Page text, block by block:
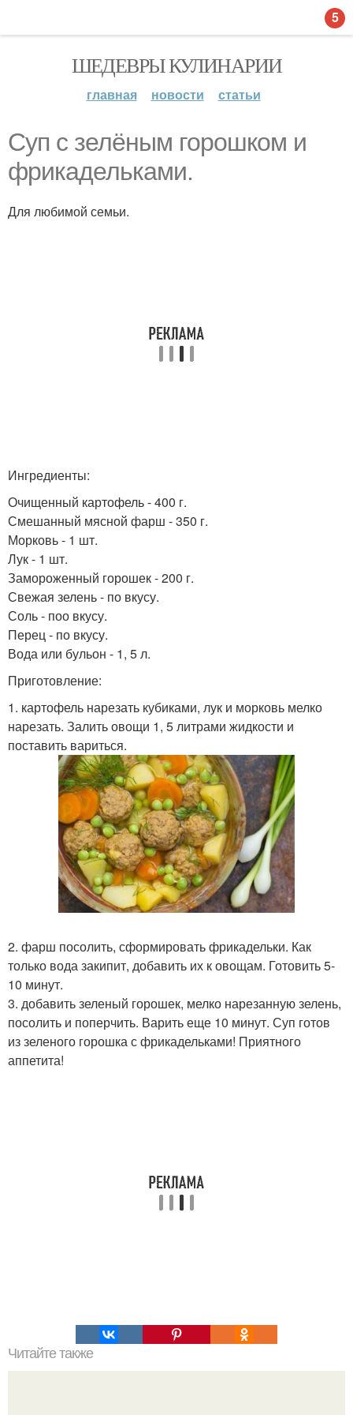
ШЕДЕВРЫ КУЛИНАРИИ
главная новости статьи
Суп с зелёным горошком и
фрикадельками.
Для любимой семьи.
Ингредиенты:
Очищенный картофель - 400 г.
Смешанный мясной фарш - 350 г.
Морковь - 1 шт.
Лук - 1 шт.
Замороженный горошек - 200 г.
Свежая зелень - по вкусу.
Соль - поо вкусу.
Перец - по вкусу.
Вода или бульон - 1, 5 л.
Приготовление:
1. картофель нарезать кубиками, лук и морковь мелко
нарезать. Залить овощи 1, 5 литрами жидкости и
поставить вариться.
2. фарш посолить, сформировать фрикадельки. Как
только вода закипит, добавить их к овощам. Готовить 5-
10 минут.
3. добавить зеленый горошек, мелко нарезанную зелень,
посолить и поперчить. Варить еще 10 минут. Суп готов
из зеленого горошка с фрикадельками! Приятного
аппетита!
Читайте также
5